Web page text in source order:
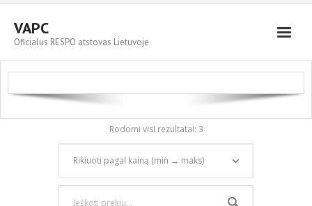
VAPC
Oficialus RESPO atstovas Lietuvoje
Parduodami automobiliai
RESPO priekabos
Cart (0Items)
Rodomi visi rezultatai: 3